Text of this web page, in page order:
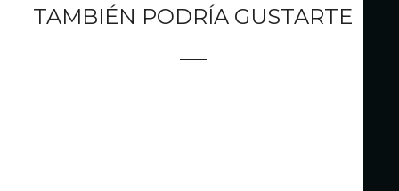
TAMBIÉN PODRÍA GUSTARTE